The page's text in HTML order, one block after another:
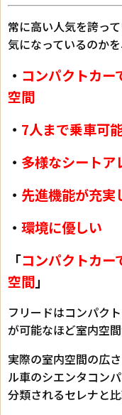
常に高い人気を誇っ
気になっているのか
・ コンパクトカー
空間
・ 7人まで乗車可
・ 多様なシートア
・ 先進機能が充実
・ 環境に優しい
「コンパクトカー
空間」
フリードはコンパク
が可能なほど室内空
実際の室内空間の広
ル車のシエンタコン
分類されるセレナと比